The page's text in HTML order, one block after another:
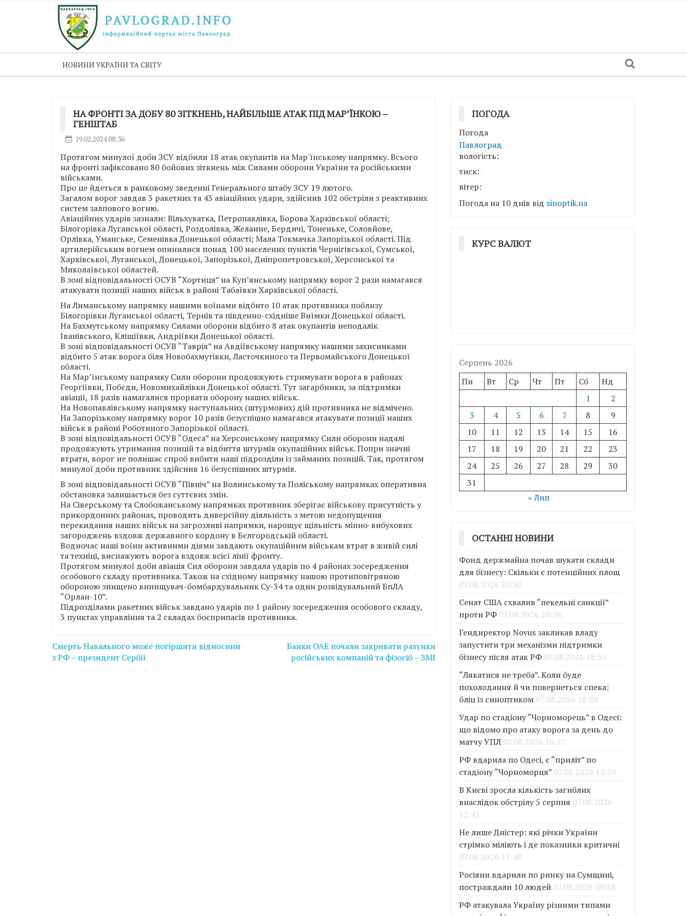
НОВИНИ УКРАЇНИ ТА СВІТУ
НА ФРОНТІ ЗА ДОБУ 80 ЗІТКНЕНЬ, НАЙБІЛЬШЕ АТАК ПІД МАР’ЇНКОЮ –
ГЕНШТАБ
19.02.2024 08:36
Протягом минулої доби ЗСУ відбили 18 атак окупантів на Мар'їнському напрямку. Всього
на фронті зафіксовано 80 бойових зіткнень між Силами оборони України та російськими
військами.
Про це йдеться в ранковому зведенні Генерального штабу ЗСУ 19 лютого.
Загалом ворог завдав 3 ракетних та 43 авіаційних удари, здійснив 102 обстріли з реактивних
систем залпового вогню.
Авіаційних ударів зазнали: Вільхуватка, Петропавлівка, Борова Харківської області;
Білогорівка Луганської області, Роздолівка, Желанне, Бердичі, Тоненьке, Соловйове,
Орлівка, Уманське, Семенівка Донецької області; Мала Токмачка Запорізької області. Під
артилерійським вогнем опинилися понад 100 населених пунктів Чернігівської, Сумської,
Харківської, Луганської, Донецької, Запорізької, Дніпропетровської, Херсонської та
Миколаївської областей.
В зоні відповідальності ОСУВ “Хортиця” на Куп’янському напрямку ворог 2 рази намагався
атакувати позиції наших військ в районі Табаївки Харківської області.
На Лиманському напрямку нашими воїнами відбито 10 атак противника поблизу
Білогорівки Луганської області, Тернів та південно-східніше Виїмки Донецької області.
На Бахмутському напрямку Силами оборони відбито 8 атак окупантів неподалік
Іванівського, Кліщіївки, Андріївки Донецької області.
В зоні відповідальності ОСУВ “Таврія” на Авдіївському напрямку нашими захисниками
відбито 5 атак ворога біля Новобахмутівки, Ласточкиного та Первомайського Донецької
області.
На Мар’їнському напрямку Сили оборони продовжують стримувати ворога в районах
Георгіївки, Побєди, Новомихайлівки Донецької області. Тут загарбники, за підтримки
авіації, 18 разів намагалися прорвати оборону наших військ.
На Новопавлівському напрямку наступальних (штурмових) дій противника не відмічено.
На Запорізькому напрямку ворог 10 разів безуспішно намагався атакувати позиції наших
військ в районі Роботиного Запорізької області.
В зоні відповідальності ОСУВ “Одеса” на Херсонському напрямку Сили оборони надалі
продовжують утримання позицій та відбиття штурмів окупаційних військ. Попри значні
втрати, ворог не полишає спроб вибити наші підрозділи із займаних позицій. Так, протягом
минулої доби противник здійснив 16 безуспішних штурмів.
В зоні відповідальності ОСУВ “Північ” на Волинському та Поліському напрямках оперативна
обстановка залишається без суттєвих змін.
На Сіверському та Слобожанському напрямках противник зберігає військову присутність у
прикордонних районах, проводить диверсійну діяльність з метою недопущення
перекидання наших військ на загрозливі напрямки, нарощує щільність мінно-вибухових
загороджень вздовж державного кордону в Бєлгородській області.
Водночас наші воїни активними діями завдають окупаційним військам втрат в живій силі
та техніці, виснажують ворога вздовж всієї лінії фронту.
Протягом минулої доби авіація Сил оборони завдала ударів по 4 районах зосередження
особового складу противника. Також на східному напрямку нашою протиповітряною
обороною знищено винищувач-бомбардувальник Су-34 та один розвідувальний БпЛА
“Орлан-10”.
Підрозділами ракетних військ завдано ударів по 1 району зосередження особового складу,
3 пунктах управління та 2 складах боєприпасів противника.
Навігація
записів
Смерть Навального може погіршити відносини
з РФ – президент Сербії
Банки ОАЕ почали закривати рахунки
російських компаній та фізосіб – ЗМІ
ПОГОДА
Погода
Павлоград
вологість:
тиск:
вітер:
Погода на 10 днів від sinoptik.ua
КУРС ВАЛЮТ
Серпень 2026
Пн
Вт Ср Чт Пт Сб
Нд
1
2
3
4 5 6 7 8
9
10
11 12 13 14 15
16
17
18 19 20 21 22
23
24
25 26 27 28 29
30
31
« Лип
ОСТАННІ НОВИНИ
Фонд держмайна почав шукати склади
для бізнесу: Скільки є потенційних площ
07.08.2026 20:30
Сенат США схвалив “пекельні санкції”
проти РФ 07.08.2026 20:26
Гендиректор Novus закликав владу
запустити три механізми підтримки
бізнесу після атак РФ 07.08.2026 18:35
“Лякатися не треба”. Коли буде
похолодання й чи повернеться спека:
бліц із синоптиком 07.08.2026 18:08
Удар по стадіону “Чорноморець” в Одесі:
що відомо про атаку ворога за день до
матчу УПЛ 07.08.2026 16:27
РФ вдарила по Одесі, є “приліт” по
стадіону “Чорноморця” 07.08.2026 15:39
В Києві зросла кількість загиблих
внаслідок обстрілу 5 серпня 07.08.2026
12:43
Не лише Дністер: які річки України
стрімко міліють і де показники критичні
07.08.2026 11:48
Росіяни вдарили по ринку на Сумщині,
постраждали 10 людей 07.08.2026 09:58
РФ атакувала Україну різними типами